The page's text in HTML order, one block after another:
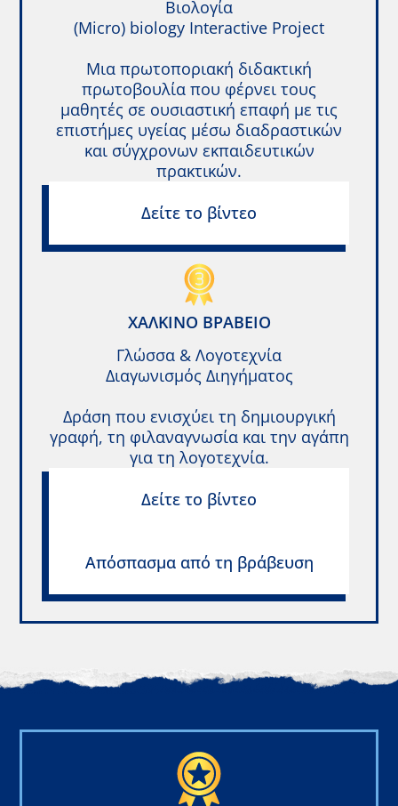
Βιολογία
(Micro) biology Interactive Project
Μια πρωτοποριακή διδακτική
πρωτοβουλία που φέρνει τους
μαθητές σε ουσιαστική επαφή με τις
επιστήμες υγείας μέσω διαδραστικών
και σύγχρονων εκπαιδευτικών
πρακτικών.
Δείτε το βίντεο
ΧΆΛΚΙΝΟ ΒΡΑΒΕΊΟ
Γλώσσα & Λογοτεχνία
Διαγωνισμός Διηγήματος
Δράση που ενισχύει τη δημιουργική
γραφή, τη φιλαναγνωσία και την αγάπη
για τη λογοτεχνία.
Δείτε το βίντεο
Απόσπασμα από τη βράβευση